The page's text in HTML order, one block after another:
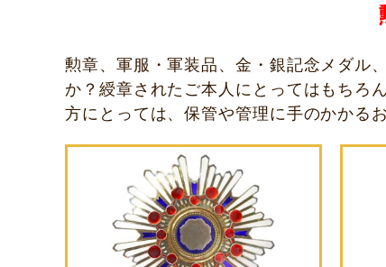
勲章、軍服・軍装品、金・銀記念メダル
か？綬章されたご本人にとってはもちろ
方にとっては、保管や管理に手のかかる